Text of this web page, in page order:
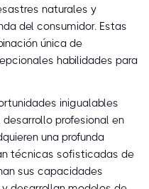
naturales y
del consumidor. Estas
única de
habilidades para
inigualables
profesional en
una profunda
técnicas sofisticadas de
sus capacidades